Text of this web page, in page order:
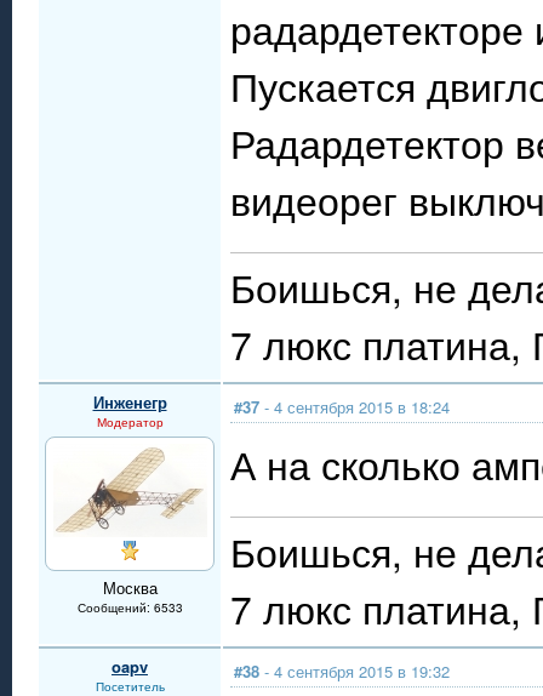
радардетекторе
Пускается
Радардетектор
видеорег
Боишься, не
7 люкс
Инженегр
Модератор
Москва
Сообщений: 6533
#37 - 4 сентября 2015 в 18:24
А на сколько
Боишься, не
7 люкс
oapv
Посетитель
#38 - 4 сентября 2015 в 19:32